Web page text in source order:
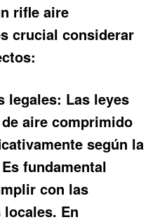
rifle aire
crucial considerar
legales: Las leyes
aire comprimido
según la
fundamental
con las
En